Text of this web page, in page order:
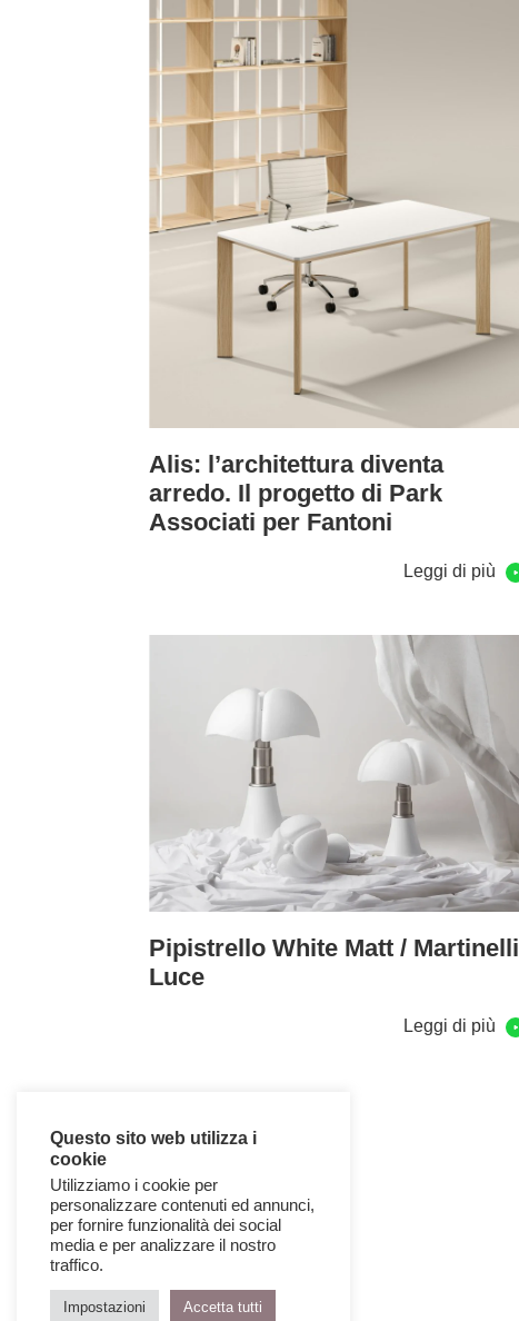
Alis: l’architettura diventa
arredo. Il progetto di Park
Associati per Fantoni
Leggi di più
Pipistrello White Matt / Martinelli
Luce
Leggi di più
Questo sito web utilizza i
cookie
Utilizziamo i cookie per
personalizzare contenuti ed annunci,
per fornire funzionalità dei social
media e per analizzare il nostro
traffico.
Impostazioni Accetta tutti